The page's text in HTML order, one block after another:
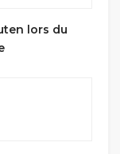
lors du